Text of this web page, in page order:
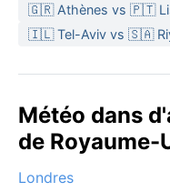
🇬🇷 Athènes vs 🇵🇹
🇮🇱 Tel-Aviv vs 🇸🇦
Météo dans
de
Londres